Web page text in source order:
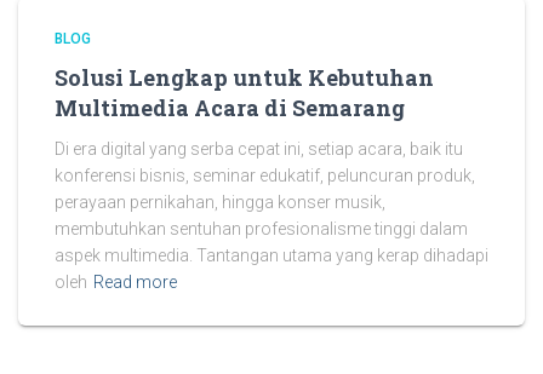
BLOG
Solusi Lengkap untuk Kebutuhan
Multimedia Acara di Semarang
Di era digital yang serba cepat ini, setiap acara, baik itu
konferensi bisnis, seminar edukatif, peluncuran produk,
perayaan pernikahan, hingga konser musik,
membutuhkan sentuhan profesionalisme tinggi dalam
aspek multimedia. Tantangan utama yang kerap dihadapi
oleh Read more